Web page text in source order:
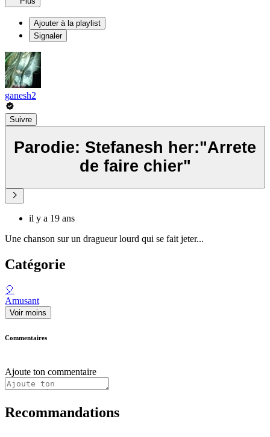
Ajouter à la playlist
Signaler
ganesh2
Suivre
Parodie: Stefanesh her:"Arrete
de faire chier"
il y a 19 ans
Une chanson sur un dragueur lourd qui se fait jeter...
Catégorie
🎈
Amusant
Voir moins
Commentaires
Ajoute ton commentaire
Recommandations